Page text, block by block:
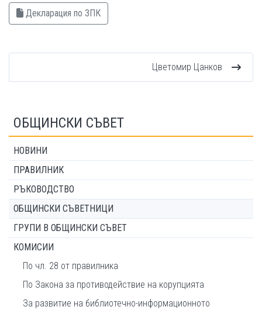
Декларация по ЗПК
Цветомир Цанков
ОБЩИНСКИ СЪВЕТ
НОВИНИ
ПРАВИЛНИК
РЪКОВОДСТВО
ОБЩИНСКИ СЪВЕТНИЦИ
ГРУПИ В ОБЩИНСКИ СЪВЕТ
КОМИСИИ
По чл. 28 от правилника
По Закона за противодействие на корупцията
За развитие на библиотечно-информационното